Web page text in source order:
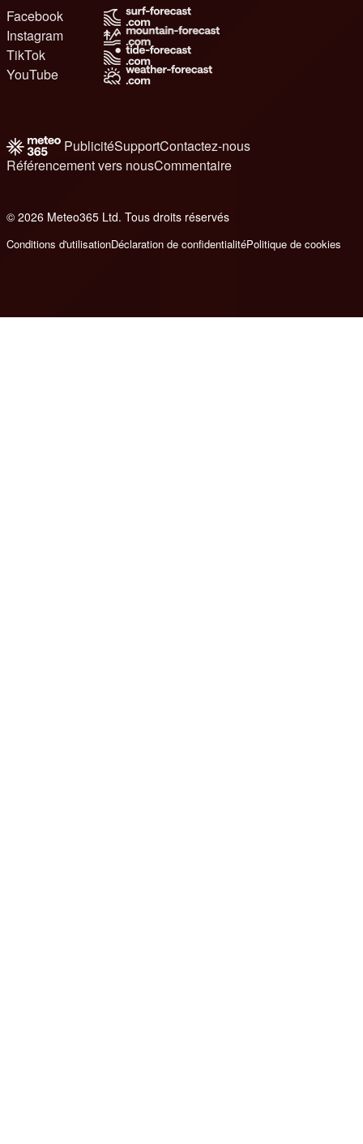
Facebook
Instagram
TikTok
YouTube
PublicitéSupportContactez-nous
Référencement vers nousCommentaire
© 2026 Meteo365 Ltd. Tous droits réservés
Conditions d'utilisationDéclaration de confidentialitéPolitique de cookies